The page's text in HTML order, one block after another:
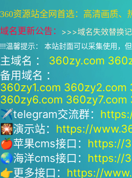
360资源站全网首选：高清画质
域名更新公告： >>>域名失效替换
!!!温馨提示： 本站封面可以采集使用，
主域名 ： 360zy.com
备用域名 ：
360zy1.com 360zy2.com
360zy6.com 360zy7.com
✈telegram交流群：
🎇演示站： https://
🍎苹果cms接口： https://
🌏海洋cms接口： https://
👉更多接口： https://